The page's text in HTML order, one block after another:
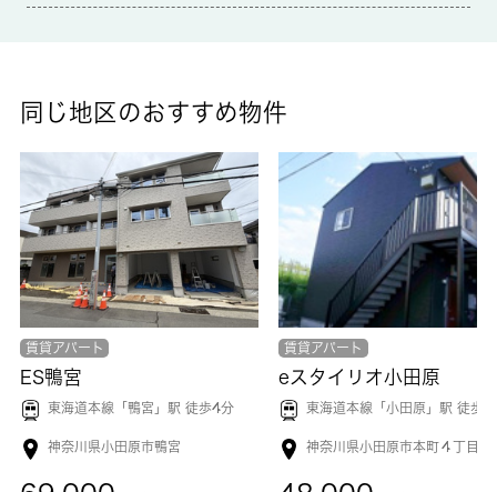
す。こちらの物件はアパートです。小田原市での住まい探しなら
て、あらゆる条件にお応えできるよう努めています。
同じ地区のおすすめ物件
賃貸アパート
ES鴨宮
東海道本線「 鴨宮 」駅 徒歩4分
神奈川県小田原市鴨宮
賃貸アパート
eスタイリオ小田原
東海道本線「 小田原 」駅 徒歩
神奈川県小田原市本町４丁目